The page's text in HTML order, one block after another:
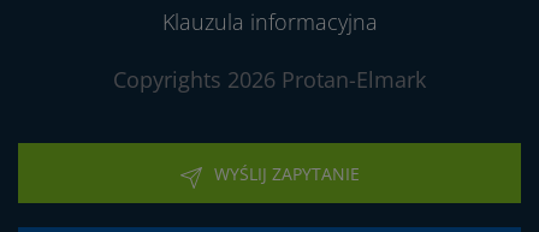
Klauzula informacyjna
Copyrights 2026 Protan-Elmark
WYŚLIJ ZAPYTANIE